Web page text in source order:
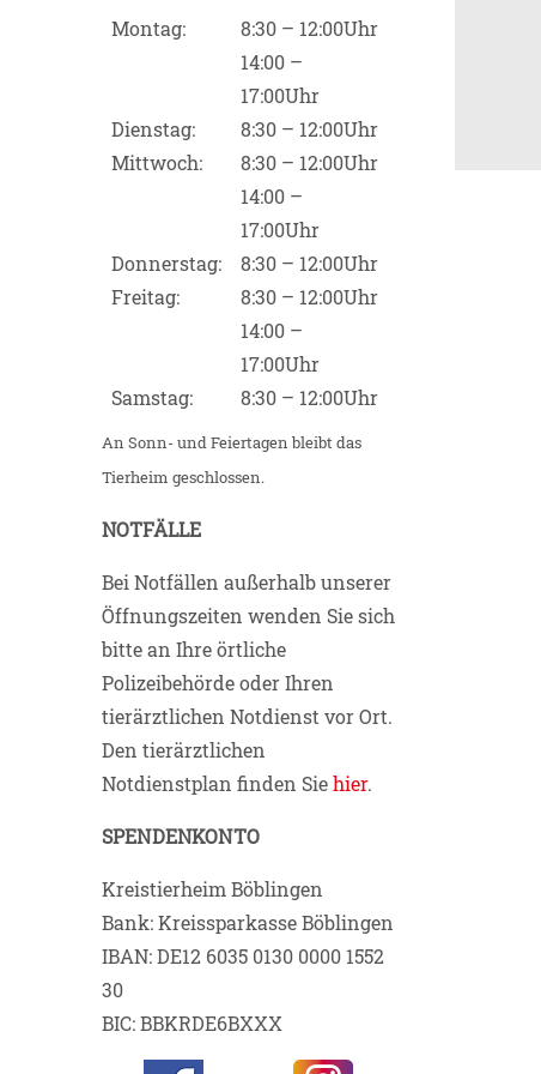
Montag:
8:30 – 12:00Uhr
14:00 –
17:00Uhr
Dienstag:
8:30 – 12:00Uhr
Mittwoch:
8:30 – 12:00Uhr
14:00 –
17:00Uhr
Donnerstag:
8:30 – 12:00Uhr
Freitag:
8:30 – 12:00Uhr
14:00 –
17:00Uhr
Samstag:
8:30 – 12:00Uhr
An Sonn- und Feiertagen bleibt das
Tierheim geschlossen.
NOTFÄLLE
Bei Notfällen außerhalb unserer
Öffnungszeiten wenden Sie sich
bitte an Ihre örtliche
Polizeibehörde oder Ihren
tierärztlichen Notdienst vor Ort.
Den tierärztlichen
Notdienstplan finden Siehier.
SPENDENKONTO
Kreistierheim Böblingen
Bank: Kreissparkasse Böblingen
IBAN: DE12 6035 0130 0000 1552
30
BIC: BBKRDE6BXXX